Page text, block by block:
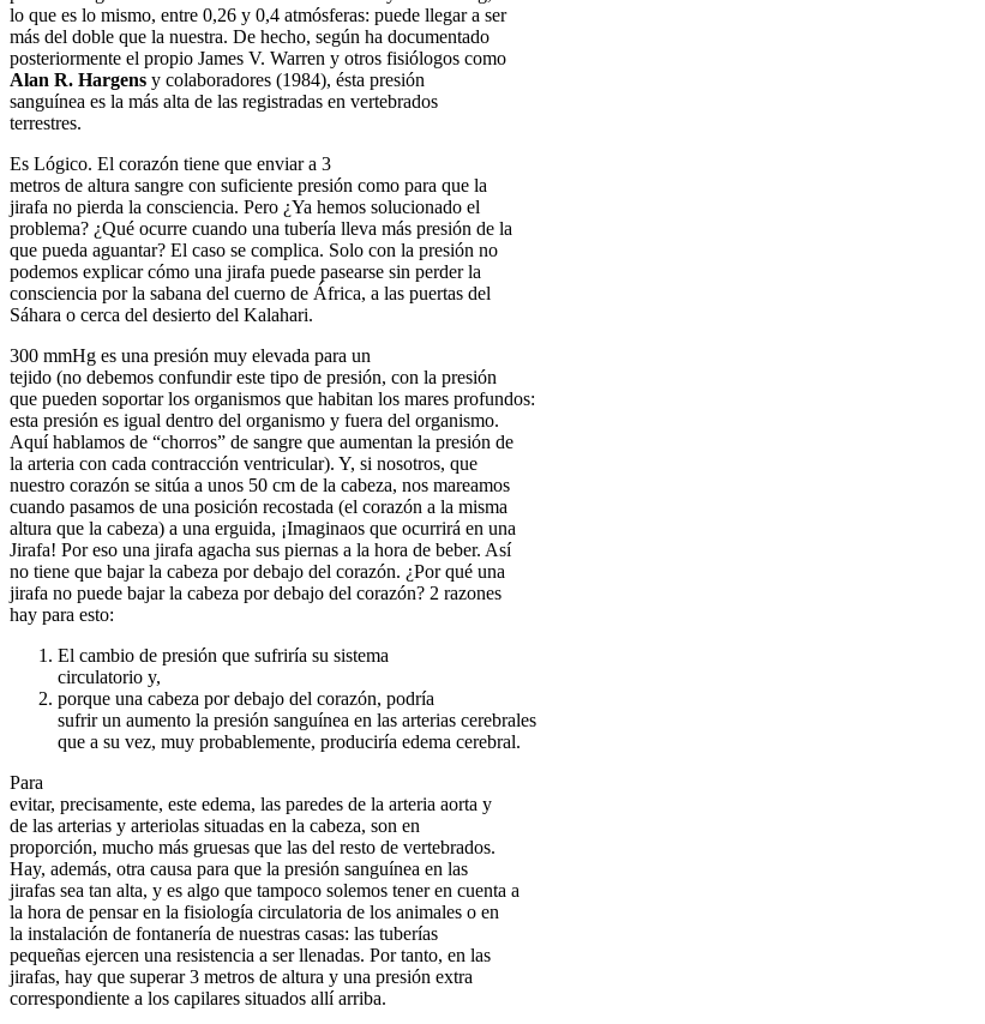
lo que es lo mismo, entre 0,26 y 0,4 atmósferas: puede llegar a ser
más del doble que la nuestra. De hecho, según ha documentado
posteriormente el propio James V. Warren y otros fisiólogos como
Alan R. Hargens y colaboradores (1984), ésta presión
sanguínea es la más alta de las registradas en vertebrados
terrestres.
Es Lógico. El corazón tiene que enviar a 3
metros de altura sangre con suficiente presión como para que la
jirafa no pierda la consciencia. Pero ¿Ya hemos solucionado el
problema? ¿Qué ocurre cuando una tubería lleva más presión de la
que pueda aguantar? El caso se complica. Solo con la presión no
podemos explicar cómo una jirafa puede pasearse sin perder la
consciencia por la sabana del cuerno de África, a las puertas del
Sáhara o cerca del desierto del Kalahari.
300 mmHg es una presión muy elevada para un
tejido (no debemos confundir este tipo de presión, con la presión
que pueden soportar los organismos que habitan los mares profundos:
esta presión es igual dentro del organismo y fuera del organismo.
Aquí hablamos de “chorros” de sangre que aumentan la presión de
la arteria con cada contracción ventricular). Y, si nosotros, que
nuestro corazón se sitúa a unos 50 cm de la cabeza, nos mareamos
cuando pasamos de una posición recostada (el corazón a la misma
altura que la cabeza) a una erguida, ¡Imaginaos que ocurrirá en una
Jirafa! Por eso una jirafa agacha sus piernas a la hora de beber. Así
no tiene que bajar la cabeza por debajo del corazón. ¿Por qué una
jirafa no puede bajar la cabeza por debajo del corazón? 2 razones
hay para esto:
El cambio de presión que sufriría su sistema
circulatorio y,
porque una cabeza por debajo del corazón, podría
sufrir un aumento la presión sanguínea en las arterias cerebrales
que a su vez, muy probablemente, produciría edema cerebral.
Para
evitar, precisamente, este edema, las paredes de la arteria aorta y
de las arterias y arteriolas situadas en la cabeza, son en
proporción, mucho más gruesas que las del resto de vertebrados.
Hay, además, otra causa para que la presión sanguínea en las
jirafas sea tan alta, y es algo que tampoco solemos tener en cuenta a
la hora de pensar en la fisiología circulatoria de los animales o en
la instalación de fontanería de nuestras casas: las tuberías
pequeñas ejercen una resistencia a ser llenadas. Por tanto, en las
jirafas, hay que superar 3 metros de altura y una presión extra
correspondiente a los capilares situados allí arriba.